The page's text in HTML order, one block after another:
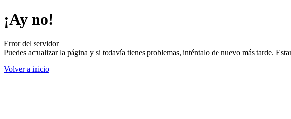
¡Ay no!
Error del servidor
Puedes actualizar la página y si todavía tienes problemas, inténtalo de nuevo más tarde.
Volver a inicio